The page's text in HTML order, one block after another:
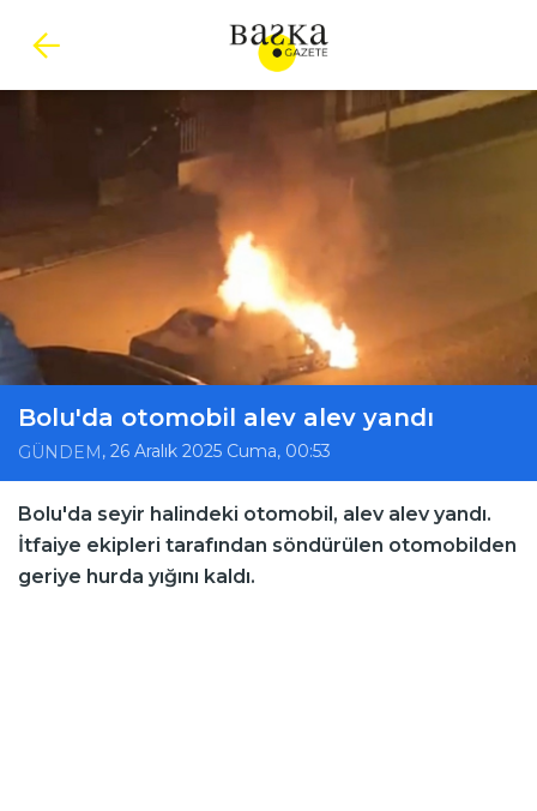
Bolu'da otomobil alev alev yandı
GÜNDEM, 26 Aralık 2025 Cuma, 00:53
Bolu'da seyir halindeki otomobil, alev alev yandı.
İtfaiye ekipleri tarafından söndürülen otomobilden
geriye hurda yığını kaldı.